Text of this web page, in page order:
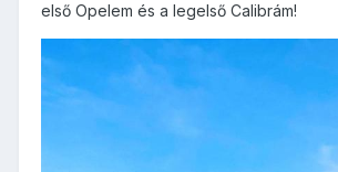
első Opelem és a legelső Calibrám!